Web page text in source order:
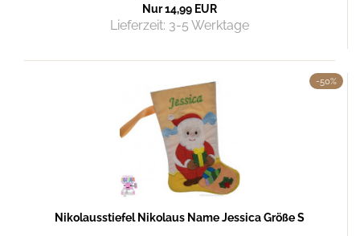
Nur 14,99 EUR
Lieferzeit: 3-5 Werktage
-50%
Nikolausstiefel Nikolaus Name Jessica Größe S